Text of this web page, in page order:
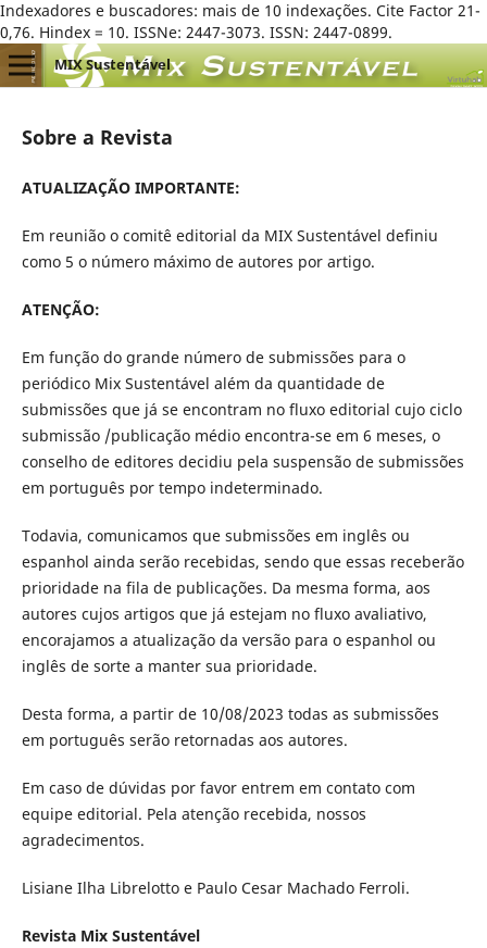
Indexadores e buscadores: mais de 10 indexações. Cite Factor 21-
0,76. Hindex = 10. ISSNe: 2447-3073. ISSN: 2447-0899.
MIX Sustentável
Sobre a Revista
ATUALIZAÇÃO IMPORTANTE:
Em reunião o comitê editorial da MIX Sustentável definiu
como 5 o número máximo de autores por artigo.
ATENÇÃO:
Em função do grande número de submissões para o
periódico Mix Sustentável além da quantidade de
submissões que já se encontram no fluxo editorial cujo ciclo
submissão /publicação médio encontra-se em 6 meses, o
conselho de editores decidiu pela suspensão de submissões
em português por tempo indeterminado.
Todavia, comunicamos que submissões em inglês ou
espanhol ainda serão recebidas, sendo que essas receberão
prioridade na fila de publicações. Da mesma forma, aos
autores cujos artigos que já estejam no fluxo avaliativo,
encorajamos a atualização da versão para o espanhol ou
inglês de sorte a manter sua prioridade.
Desta forma, a partir de 10/08/2023 todas as submissões
em português serão retornadas aos autores.
Em caso de dúvidas por favor entrem em contato com
equipe editorial. Pela atenção recebida, nossos
agradecimentos.
Lisiane Ilha Librelotto e Paulo Cesar Machado Ferroli.
Revista Mix Sustentável